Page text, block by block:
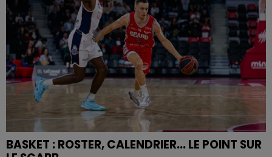
BASKET : ROSTER, CALENDRIER... LE POINT SUR